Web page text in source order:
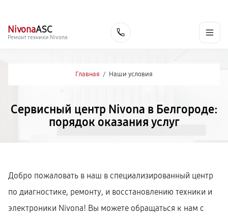
NivonaASC
Ремонт техники Nivona
Главная / Наши условия
Сервисный центр Nivona в Белгороде:
порядок оказания услуг
Добро пожаловать в наш в специализированный центр
по диагностике, ремонту, и восстановлению техники и
электроники Nivona! Вы можете обращаться к нам с